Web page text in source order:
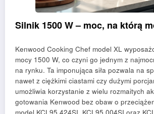
Silnik 1500 W – moc, na którą
Kenwood Cooking Chef model XL
mocy 1500 W, co czyni go jednym z
na rynku. Ta imponująca siła pozwala na
nawet z ciężkimi ciastami czy dużymi
umożliwia korzystanie z wielu rozmaitych
gotowania Kenwood bez obaw o
model KCL95.424SI, KCL95.004SI oraz